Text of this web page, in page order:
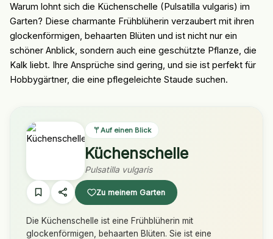
Warum lohnt sich die Küchenschelle (Pulsatilla vulgaris) im
Garten? Diese charmante Frühblüherin verzaubert mit ihren
glockenförmigen, behaarten Blüten und ist nicht nur ein
schöner Anblick, sondern auch eine geschützte Pflanze, die
Kalk liebt. Ihre Ansprüche sind gering, und sie ist perfekt für
Hobbygärtner, die eine pflegeleichte Staude suchen.
Auf einen Blick
Küchenschelle
Pulsatilla vulgaris
Zu meinem Garten
Die Küchenschelle ist eine Frühblüherin mit
glockenförmigen, behaarten Blüten. Sie ist eine